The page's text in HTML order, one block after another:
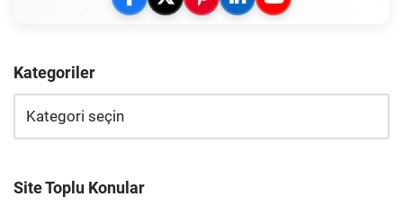
Kategoriler
Site Toplu Konular